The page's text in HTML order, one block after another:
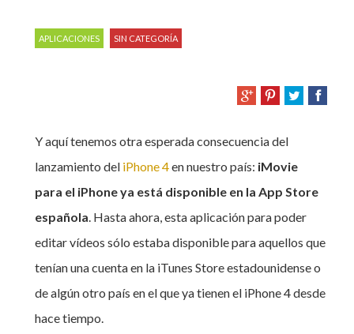
APLICACIONES SIN CATEGORÍA
Y aquí tenemos otra esperada consecuencia del
lanzamiento del iPhone 4en nuestro país: iMovie
para el iPhone ya está disponible en la App Store
española . Hasta ahora, esta aplicación para poder
editar vídeos sólo estaba disponible para aquellos que
tenían una cuenta en la iTunes Store estadounidense o
de algún otro país en el que ya tienen el iPhone 4 desde
hace tiempo.